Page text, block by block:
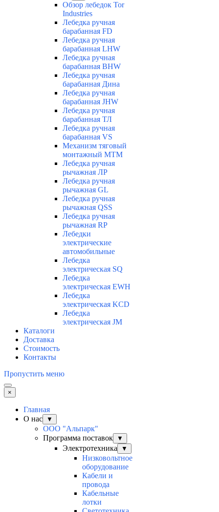
Обзор лебедок Tor
Industries
Лебедка ручная
барабанная FD
Лебедка ручная
барабанная LHW
Лебедка ручная
барабанная BHW
Лебедка ручная
барабанная Дина
Лебедка ручная
барабанная JHW
Лебедка ручная
барабанная ТЛ
Лебедка ручная
барабанная VS
Механизм тяговый
монтажный МТМ
Лебедка ручная
рычажная ЛР
Лебедка ручная
рычажная GL
Лебедка ручная
рычажная QSS
Лебедка ручная
рычажная RP
Лебедки
электрические
автомобильные
Лебедка
электрическая SQ
Лебедка
электрическая EWH
Лебедка
электрическая KCD
Лебедка
электрическая JM
Каталоги
Доставка
Стоимость
Контакты
Пропустить меню
×
Главная
О нас
▼
ООО "Альпарк"
Программа поставок
▼
Электротехника ▼
Низковольтное
оборудование
Кабели и
провода
Кабельные
лотки